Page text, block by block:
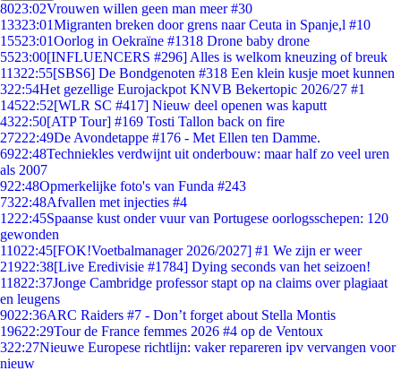
8023:02Vrouwen willen geen man meer #30
13323:01Migranten breken door grens naar Ceuta in Spanje,l #10
15523:01Oorlog in Oekraïne #1318 Drone baby drone
5523:00[INFLUENCERS #296] Alles is welkom kneuzing of breuk
11322:55[SBS6] De Bondgenoten #318 Een klein kusje moet kunnen
322:54Het gezellige Eurojackpot KNVB Bekertopic 2026/27 #1
14522:52[WLR SC #417] Nieuw deel openen was kaputt
4322:50[ATP Tour] #169 Tosti Tallon back on fire
27222:49De Avondetappe #176 - Met Ellen ten Damme.
6922:48Techniekles verdwijnt uit onderbouw: maar half zo veel uren
als 2007
922:48Opmerkelijke foto's van Funda #243
7322:48Afvallen met injecties #4
1222:45Spaanse kust onder vuur van Portugese oorlogsschepen: 120
gewonden
11022:45[FOK!Voetbalmanager 2026/2027] #1 We zijn er weer
21922:38[Live Eredivisie #1784] Dying seconds van het seizoen!
11822:37Jonge Cambridge professor stapt op na claims over plagiaat
en leugens
9022:36ARC Raiders #7 - Don’t forget about Stella Montis
19622:29Tour de France femmes 2026 #4 op de Ventoux
322:27Nieuwe Europese richtlijn: vaker repareren ipv vervangen voor
nieuw